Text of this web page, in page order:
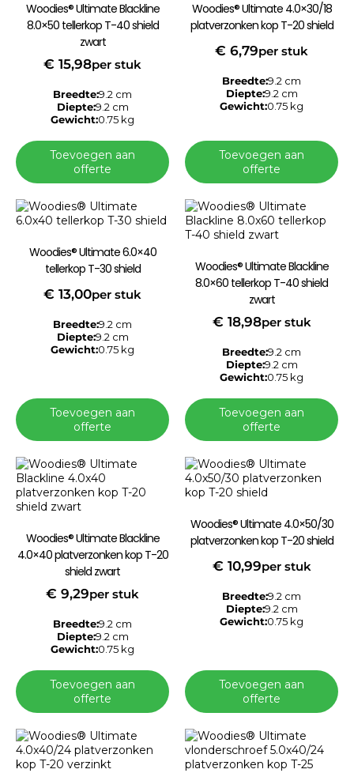
Woodies® Ultimate Blackline
8.0×50 tellerkop T-40 shield
zwart
€ 15,98per stuk
Breedte:9.2 cm
Diepte:9.2 cm
Gewicht:0.75 kg
Toevoegen aan
offerte
Woodies® Ultimate 4.0×30/18
platverzonken kop T-20 shield
€ 6,79per stuk
Breedte:9.2 cm
Diepte:9.2 cm
Gewicht:0.75 kg
Toevoegen aan
offerte
Woodies® Ultimate 6.0×40
tellerkop T-30 shield
€ 13,00per stuk
Breedte:9.2 cm
Diepte:9.2 cm
Gewicht:0.75 kg
Toevoegen aan
offerte
Woodies® Ultimate Blackline
8.0×60 tellerkop T-40 shield
zwart
€ 18,98per stuk
Breedte:9.2 cm
Diepte:9.2 cm
Gewicht:0.75 kg
Toevoegen aan
offerte
Woodies® Ultimate Blackline
4.0×40 platverzonken kop T-20
shield zwart
€ 9,29per stuk
Breedte:9.2 cm
Diepte:9.2 cm
Gewicht:0.75 kg
Toevoegen aan
offerte
Woodies® Ultimate 4.0×50/30
platverzonken kop T-20 shield
€ 10,99per stuk
Breedte:9.2 cm
Diepte:9.2 cm
Gewicht:0.75 kg
Toevoegen aan
offerte